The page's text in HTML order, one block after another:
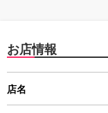
お店情報
店名